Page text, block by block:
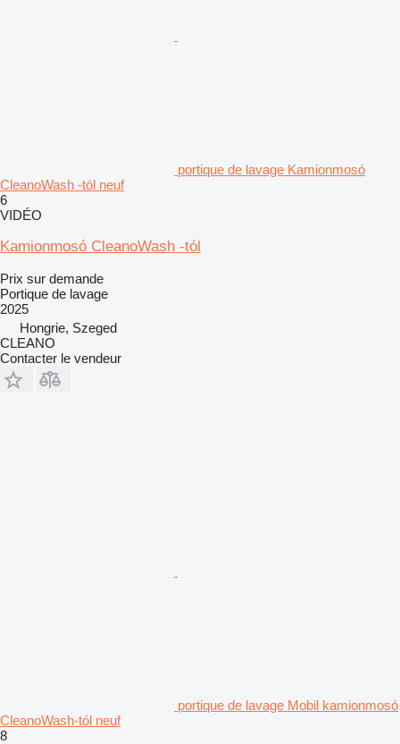
portique de lavage Kamionmosó
CleanoWash -tól neuf
6
VIDÉO
Kamionmosó CleanoWash -tól
Prix sur demande
Portique de lavage
2025
Hongrie, Szeged
CLEANO
Contacter le vendeur
portique de lavage Mobil kamionmosó
CleanoWash-tól neuf
8